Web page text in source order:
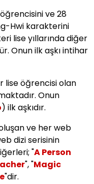
ve 28
Hwi karakterini
lise yıllarında diğer
Onun ilk aşkı intihar
lise öğrencisi olan
Onun
) ilk aşkıdır.
ve her web
dizi serisinin
"A Person
", "Magic
"dir.